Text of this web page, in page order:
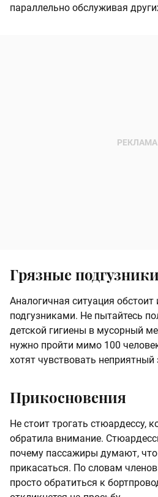
параллельно обслуживая
Грязные подгузники
Аналогичная ситуация
подгузниками. Не пытайтесь
детской гигиены в мусорный
нужно пройти мимо 100
хотят чувствовать неприятный
Прикосновения
Не стоит трогать стюардессу,
обратила внимание.
почему пассажиры думают,
прикасаться. По словам
просто обратиться к